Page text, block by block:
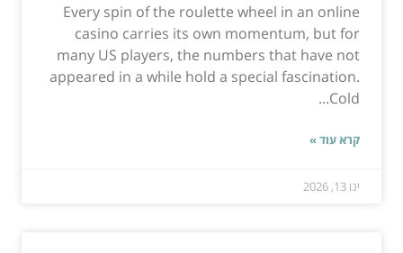
Every spin of the roulette wheel in an online
casino carries its own momentum, but for
many US players, the numbers that have not
appeared in a while hold a special fascination.
Cold...
קרא עוד »
ינו 13, 2026